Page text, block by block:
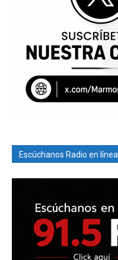
Escúchanos Radio en línea